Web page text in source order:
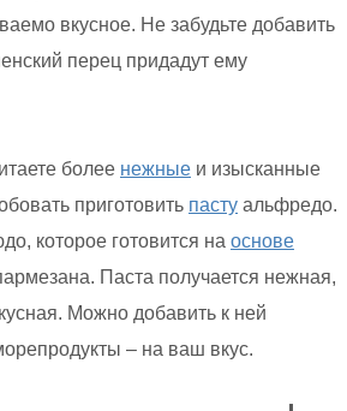
вкусное. Не забудьте добавить
перец придадут ему
более нежные и изысканные
приготовить пасту альфредо.
которое готовится на основе
Паста получается нежная,
Можно добавить к ней
– на ваш вкус.